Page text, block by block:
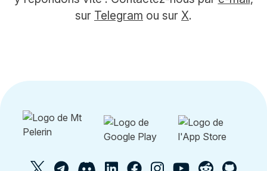
sur Telegram ou sur X.